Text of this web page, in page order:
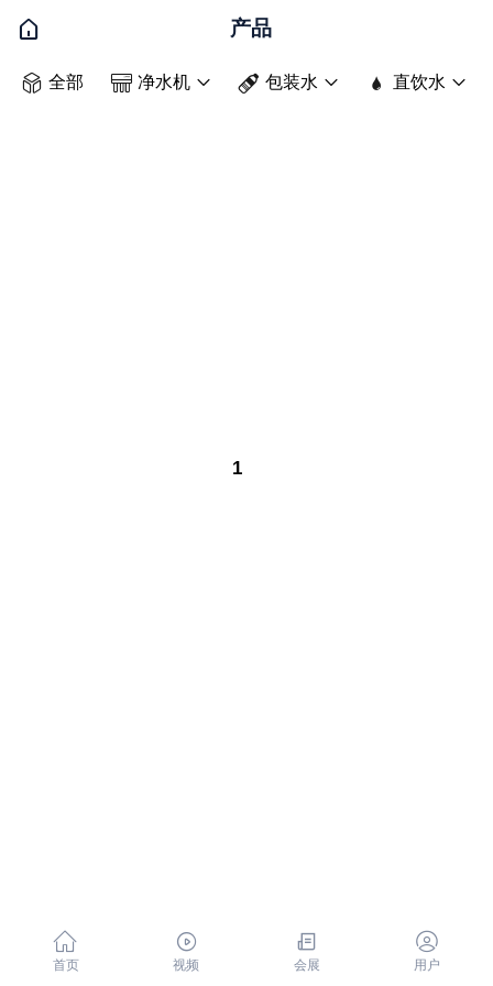
 产品
 全部  净水机   包装水   直饮水 
1

首页

视频

会展

用户